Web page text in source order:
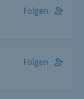
Folgen
Folgen